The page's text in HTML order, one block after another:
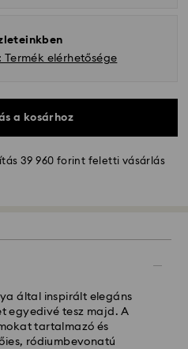
elérhetősége
a kosárhoz
39 960 forint feletti vásárlás
által inspirált elegáns
egyedivé tesz majd. A
tartalmazó és
ródiumbevonatú
HUF 2'000
felett: HUF 39 960